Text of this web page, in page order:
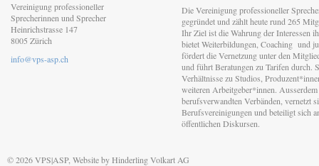
Vereinigung professioneller
Sprecherinnen und Sprecher
Heinrichstrasse 147
8005 Zürich
info@vps-asp.ch
Die Vereinigung professioneller
gegründet und zählt heute rund 265
Ihr Ziel ist die Wahrung der Interessen
bietet Weiterbildungen, Coaching und
fördert die Vernetzung unter den
und führt Beratungen zu Tarifen durch.
Verhältnisse zu Studios,
weiteren Arbeitgeber*innen.
berufsverwandten Verbänden, vernetzt
Berufsvereinigungen und beteiligt sich
öffentlichen Diskursen.
© 2026 VPS|ASP, Website byHinderling Volkart AG